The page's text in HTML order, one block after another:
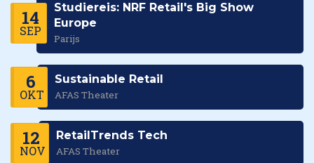
14
SEP
Studiereis: NRF Retail's Big Show
Europe
Parijs
6
OKT
Sustainable Retail
AFAS Theater
12
NOV
RetailTrends Tech
AFAS Theater